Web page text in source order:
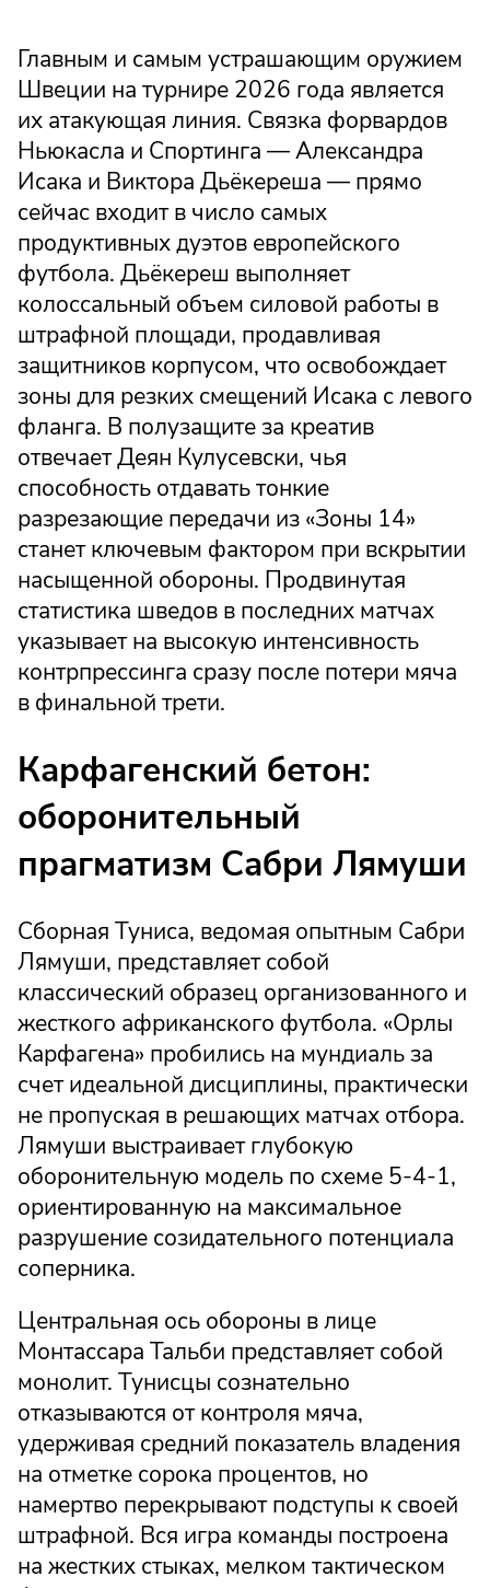
Главным и самым устрашающим оружием
Швеции на турнире 2026 года является
их атакующая линия. Связка форвардов
Ньюкасла и Спортинга — Александра
Исака и Виктора Дьёкереша — прямо
сейчас входит в число самых
продуктивных дуэтов европейского
футбола. Дьёкереш выполняет
колоссальный объем силовой работы в
штрафной площади, продавливая
защитников корпусом, что освобождает
зоны для резких смещений Исака с левого
фланга. В полузащите за креатив
отвечает Деян Кулусевски, чья
способность отдавать тонкие
разрезающие передачи из «Зоны 14»
станет ключевым фактором при вскрытии
насыщенной обороны. Продвинутая
статистика шведов в последних матчах
указывает на высокую интенсивность
контрпрессинга сразу после потери мяча
в финальной трети.
Карфагенский бетон:
оборонительный
прагматизм Сабри Лямуши
Сборная Туниса, ведомая опытным Сабри
Лямуши, представляет собой
классический образец организованного и
жесткого африканского футбола. «Орлы
Карфагена» пробились на мундиаль за
счет идеальной дисциплины, практически
не пропуская в решающих матчах отбора.
Лямуши выстраивает глубокую
оборонительную модель по схеме 5-4-1,
ориентированную на максимальное
разрушение созидательного потенциала
соперника.
Центральная ось обороны в лице
Монтассара Тальби представляет собой
монолит. Тунисцы сознательно
отказываются от контроля мяча,
удерживая средний показатель владения
на отметке сорока процентов, но
намертво перекрывают подступы к своей
штрафной. Вся игра команды построена
на жестких стыках, мелком тактическом